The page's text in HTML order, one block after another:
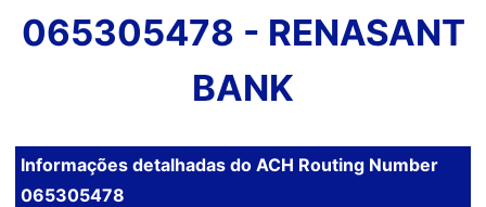
065305478 - RENASANT
BANK
Informações detalhadas do ACH Routing Number
065305478